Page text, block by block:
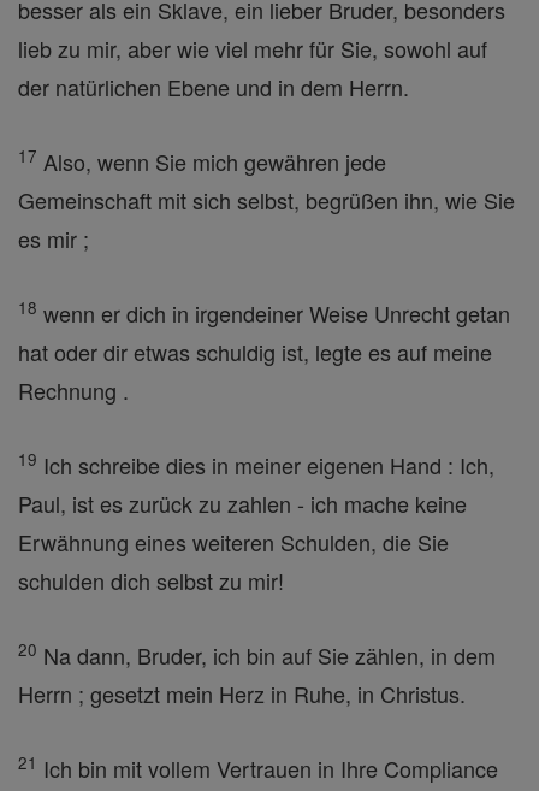
besser als ein Sklave, ein lieber Bruder, besonders
lieb zu mir, aber wie viel mehr für Sie, sowohl auf
der natürlichen Ebene und in dem Herrn.
17 Also, wenn Sie mich gewähren jede
Gemeinschaft mit sich selbst, begrüßen ihn, wie Sie
es mir ;
18 wenn er dich in irgendeiner Weise Unrecht getan
hat oder dir etwas schuldig ist, legte es auf meine
Rechnung .
19 Ich schreibe dies in meiner eigenen Hand : Ich,
Paul, ist es zurück zu zahlen - ich mache keine
Erwähnung eines weiteren Schulden, die Sie
schulden dich selbst zu mir!
20 Na dann, Bruder, ich bin auf Sie zählen, in dem
Herrn ; gesetzt mein Herz in Ruhe, in Christus.
21 Ich bin mit vollem Vertrauen in Ihre Compliance